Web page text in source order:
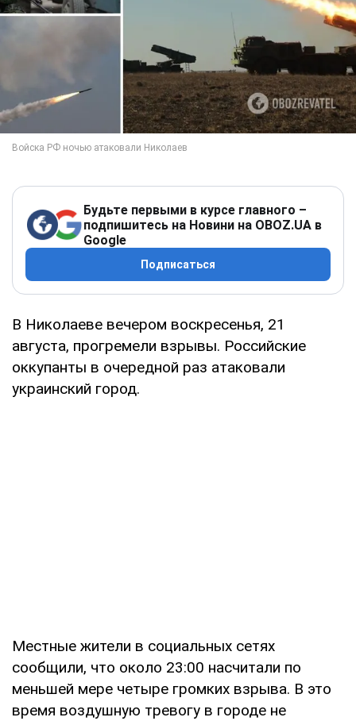
Будьте первыми в курсе главного –
подпишитесь на Новини на OBOZ.UA в
Google
Подписаться
В Николаеве вечером воскресенья, 21
августа, прогремели взрывы. Российские
оккупанты в очередной раз атаковали
украинский город.
Местные жители в социальных сетях
сообщили, что около 23:00 насчитали по
меньшей мере четыре громких взрыва. В это
время воздушную тревогу в городе не